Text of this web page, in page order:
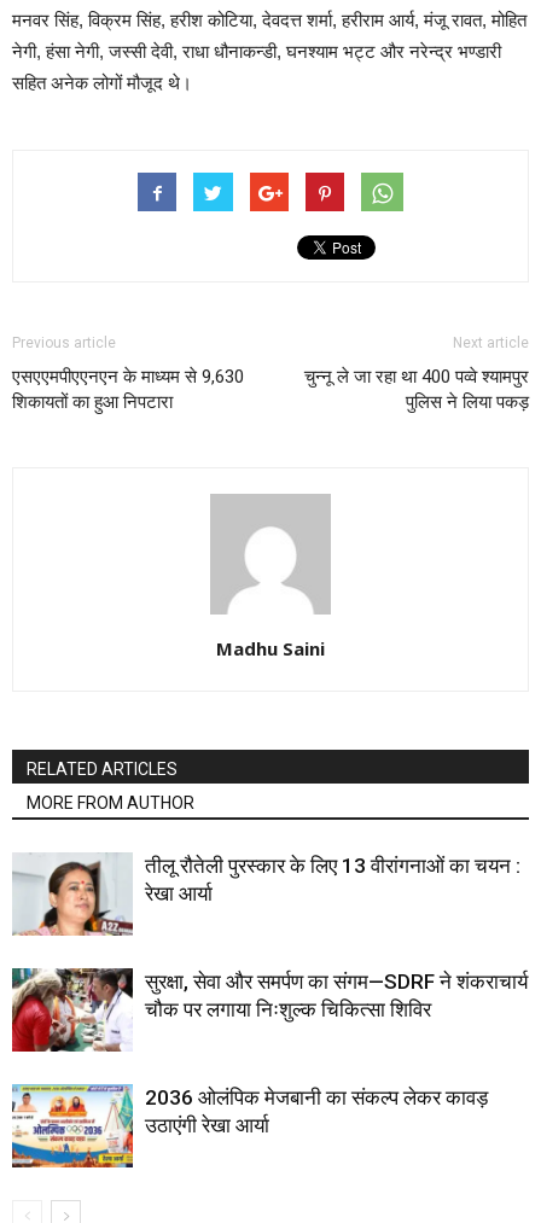
मनवर सिंह, विक्रम सिंह, हरीश कोटिया, देवदत्त शर्मा, हरीराम आर्य, मंजू रावत, मोहित
नेगी, हंसा नेगी, जस्सी देवी, राधा धौनाकन्डी, घनश्याम भट्ट और नरेन्द्र भण्डारी
सहित अनेक लोगों मौजूद थे।
Previous article
एसएएमपीएएनएन के माध्यम से 9,630
शिकायतों का हुआ निपटारा
Next article
चुन्नू ले जा रहा था 400 पव्वे श्यामपुर
पुलिस ने लिया पकड़
Madhu Saini
RELATED ARTICLES
MORE FROM AUTHOR
तीलू रौतेली पुरस्कार के लिए 13 वीरांगनाओं का चयन :
रेखा आर्या
सुरक्षा, सेवा और समर्पण का संगम—SDRF ने शंकराचार्य
चौक पर लगाया निःशुल्क चिकित्सा शिविर
2036 ओलंपिक मेजबानी का संकल्प लेकर कावड़
उठाएंगी रेखा आर्या